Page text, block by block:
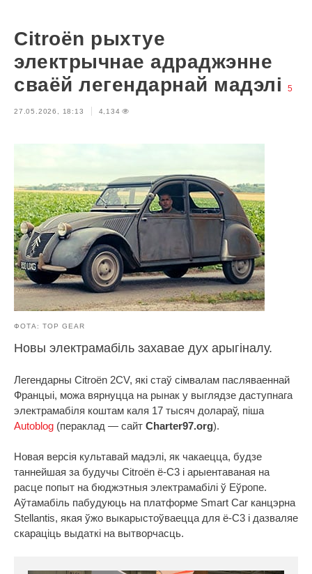
Citroën рыхтуе
электрычнае адраджэнне
сваёй легендарнай мадэлі
5
27.05.2026, 18:13 4,134
ФОТА: TOP GEAR
Новы электрамабіль захавае дух арыгіналу.
Легендарны Citroën 2CV, які стаў сімвалам пасляваеннай
Францыі, можа вярнуцца на рынак у выглядзе даступнага
электрамабіля коштам каля 17 тысяч долараў, піша
Autoblog (пераклад — сайт Charter97.org).
Новая версія культавай мадэлі, як чакаецца, будзе
таннейшая за будучы Citroën ë-C3 і арыентаваная на
расце попыт на бюджэтныя электрамабілі ў Еўропе.
Аўтамабіль пабудуюць на платформе Smart Car канцэрна
Stellantis, якая ўжо выкарыстоўваецца для ë-C3 і дазваляе
скараціць выдаткі на вытворчасць.